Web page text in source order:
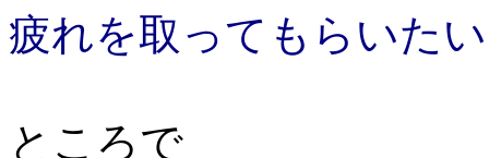
疲れを取ってもらいたい
ところで